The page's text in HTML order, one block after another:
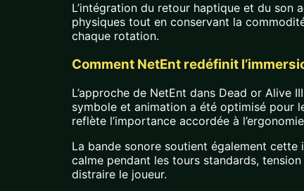
L’intégration du retour haptique et du son
physiques tout en conservant la
chaque rotation.
Comment NetEnt redéfinit
L’approche de NetEnt dans Dead or Alive
symbole et animation a été optimisé pour
reflète l’importance accordée à
La bande sonore soutient également cette
calme pendant les tours standards,
distraire le joueur.